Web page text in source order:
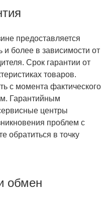
предоставляется
и более в зависимости от
Срок гарантии от
товаров.
с момента фактического
Гарантийным
центры
проблем с
обратиться в точку
обмен